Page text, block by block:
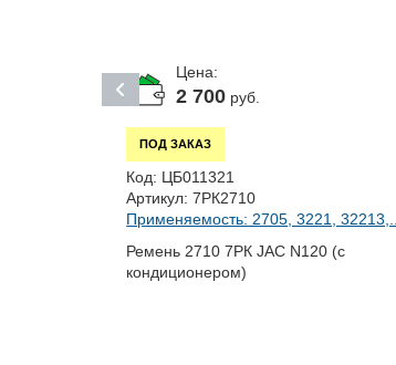
Цена:
2 700 руб.
ПОД ЗАКАЗ
Код: ЦБ011321
Артикул: 7РК2710
Применяемость: 2705, 3221, 32213,...
Ремень 2710 7РК JAC N120 (с
кондиционером)